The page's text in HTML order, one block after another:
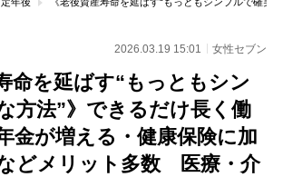
2026.03.19 15:01 女性セブン
命を延ばす“もっともシン
方法”》できるだけ長く働
金が増える・健康保険に加
どメリット多数 医療・介